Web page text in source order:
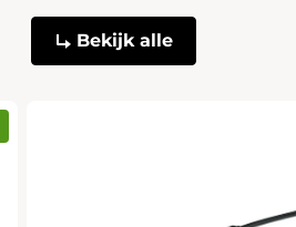
Bekijk alle